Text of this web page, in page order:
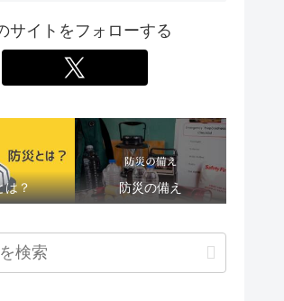
サイトをフォローする
は？ 防災の備え